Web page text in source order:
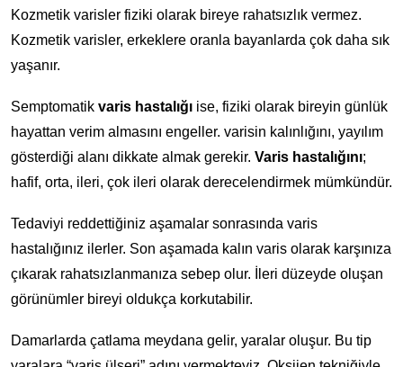
Kozmetik varisler fiziki olarak bireye rahatsızlık vermez.
Kozmetik varisler, erkeklere oranla bayanlarda çok daha sık
yaşanır.
Semptomatik varis hastalığı ise, fiziki olarak bireyin günlük
hayattan verim almasını engeller. varisin kalınlığını, yayılım
gösterdiği alanı dikkate almak gerekir. Varis hastalığını;
hafif, orta, ileri, çok ileri olarak derecelendirmek mümkündür.
Tedaviyi reddettiğiniz aşamalar sonrasında varis
hastalığınız ilerler. Son aşamada kalın varis olarak karşınıza
çıkarak rahatsızlanmanıza sebep olur. İleri düzeyde oluşan
görünümler bireyi oldukça korkutabilir.
Damarlarda çatlama meydana gelir, yaralar oluşur. Bu tip